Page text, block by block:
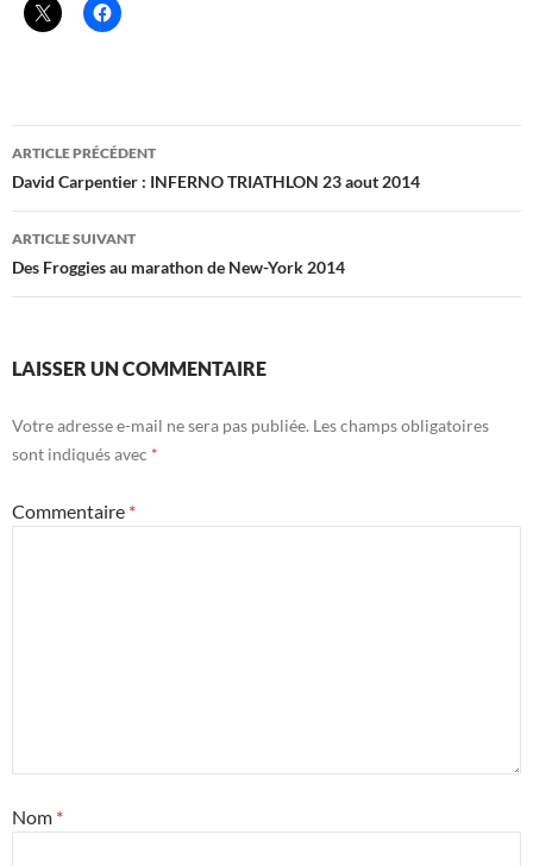
Navigation
des
articles
ARTICLE PRÉCÉDENT
David Carpentier : INFERNO TRIATHLON 23 aout 2014
ARTICLE SUIVANT
Des Froggies au marathon de New-York 2014
LAISSER UN COMMENTAIRE
Votre adresse e-mail ne sera pas publiée. Les champs obligatoires
sont indiqués avec *
Commentaire *
Nom *